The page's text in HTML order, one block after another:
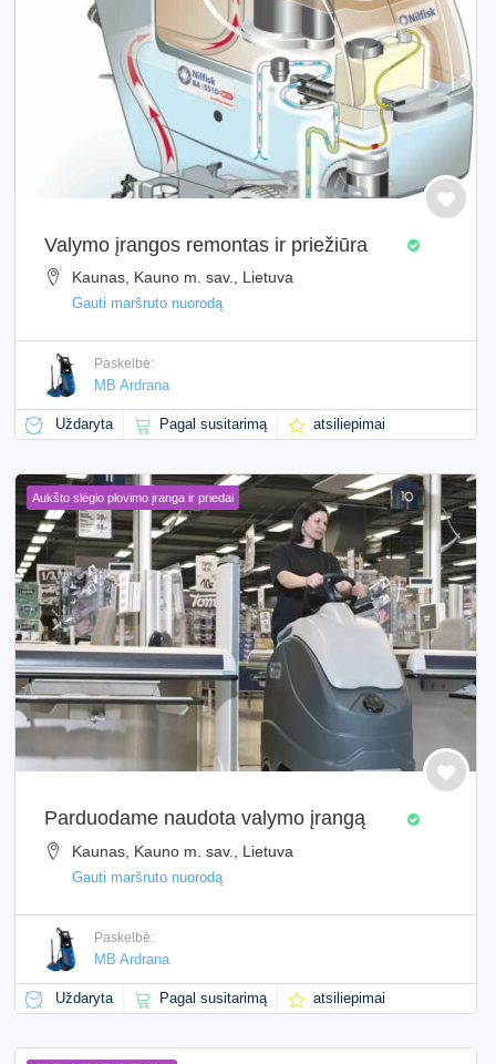
Valymo įrangos remontas ir priežiūra
Kaunas, Kauno m. sav., Lietuva
Gauti maršruto nuorodą
Paskelbė:
MB Ardrana
Uždaryta Pagal susitarimą atsiliepimai
Aukšto slėgio plovimo įranga ir priedai
Parduodame naudota valymo įrangą
Kaunas, Kauno m. sav., Lietuva
Gauti maršruto nuorodą
Paskelbė:
MB Ardrana
Uždaryta Pagal susitarimą atsiliepimai